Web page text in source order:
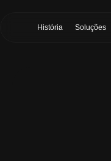
História Soluções